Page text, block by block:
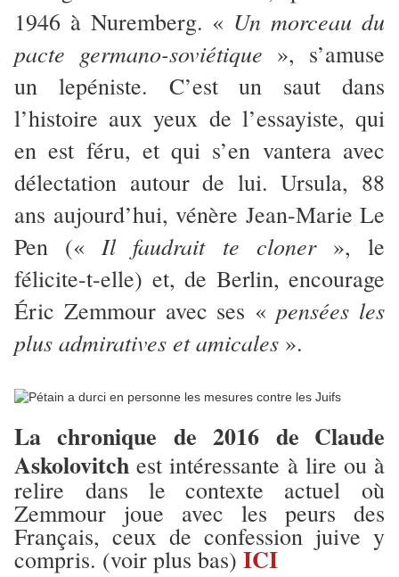
1946 à Nuremberg. « Un morceau du
pacte germano-soviétique », s’amuse
un lepéniste. C’est un saut dans
l’histoire aux yeux de l’essayiste, qui
en est féru, et qui s’en vantera avec
délectation autour de lui. Ursula, 88
ans aujourd’hui, vénère Jean-Marie Le
Pen («Il faudrait te cloner», le
félicite-t-elle) et, de Berlin, encourage
Éric Zemmour avec ses «pensées les
plus admiratives et amicales ».
La chronique de 2016 de Claude
Askolovitch est intéressante à lire ou à
relire dans le
contexte actuel où
Zemmour joue avec les peurs des
Français, ceux de confession juive y
compris. (voir plus bas) ICI